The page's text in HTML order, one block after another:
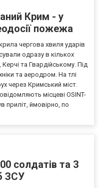
Крим - у
пожежа
чергова хвиля ударів
одразу в кількох
та Гвардійському. Під
та аеродром. На тлі
через Кримський міст.
місцеві OSINT-
приліт, ймовірно, по
солдатів та 3
ЗСУ